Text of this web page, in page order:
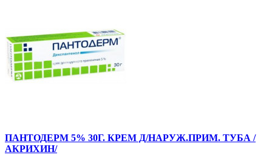
ПАНТОДЕРМ 5% 30Г. КРЕМ Д/НАРУЖ.ПРИМ. ТУБА /
АКРИХИН/